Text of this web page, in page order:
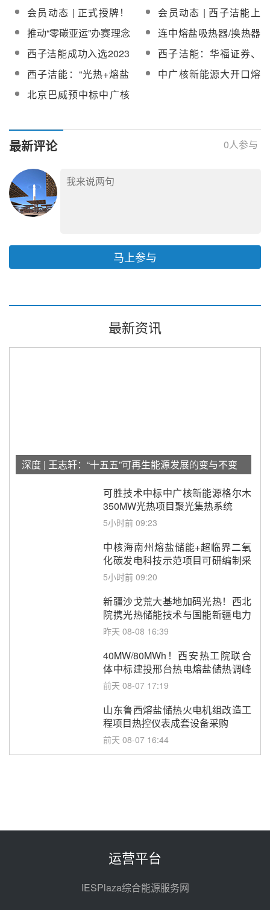
合能源供应项目熔盐及
导热油三偏心蝶阀招标
应项目高低压加热器招
标
会员动态 | 正式授牌！
西子洁能成为杭州亚运
会官方供应商
会员动态 | 西子洁能上
榜“杭州市十大低碳应用
场景”
推动“零碳亚运”办赛理念
落地！西子洁能采用清
洁光储“点亮”亚运主媒体
中心
连中熔盐吸热器/换热器
订单！西子洁能光热市
场订单获批量突破
西子洁能成功入选2023
年度浙江省科技领军企
业
西子洁能：华福证券、
宁波宁电投资发展有限
公司等机构对公司光热
西子洁能：“光热+熔盐
储能”应用面打开，执行
光热项目超过1GW
中广核新能源大开口熔
北京巴威预中标中广核
验回路建设工程蒸汽发
生系统
最新评论 0人参与
马上参与
最新资讯
深度 | 王志轩：“十五五”可再生能源发展的变与不变
可胜技术中标中广核新能源格尔木
350MW光热项目聚光集热系统
5小时前 09:23
中核海南州熔盐储能+超临界二氧
化碳发电科技示范项目可研编制采
购
5小时前 09:20
新疆沙戈荒大基地加码光热！西北
院携光热储能技术与国能新疆电力
深化战略合作
昨天 08-08 16:39
40MW/80MWh！西安热工院联合
体中标建投邢台热电熔盐储热调峰
调频改造EPC项目
前天 08-07 17:19
山东鲁西熔盐储热火电机组改造工
程项目热控仪表成套设备采购
前天 08-07 16:44
组电加热熔盐储能提升机组灵活性
采购
120MW级高导热空冷发电机通过
运营平台
IESPlaza综合能源服务网